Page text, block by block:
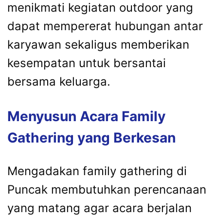
menikmati kegiatan outdoor yang
dapat mempererat hubungan antar
karyawan sekaligus memberikan
kesempatan untuk bersantai
bersama keluarga.
Menyusun Acara Family
Gathering yang Berkesan
Mengadakan family gathering di
Puncak membutuhkan perencanaan
yang matang agar acara berjalan